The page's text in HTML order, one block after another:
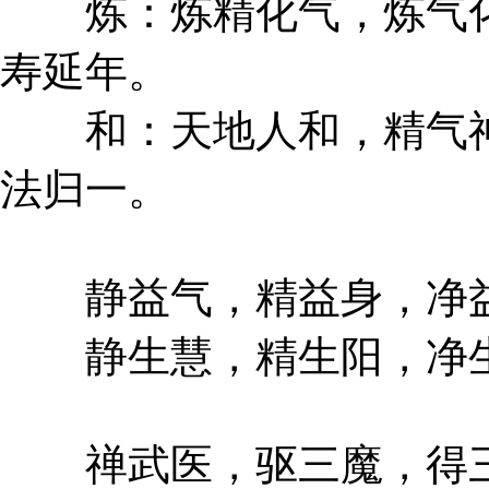
炼：炼精化气，炼气
寿延年。
和：天地人和，精气
法归一。
静益气，精益身，净
静生慧，精生阳，净
禅武医，驱三魔，得